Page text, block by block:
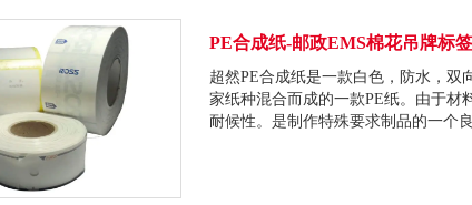
PE合成纸-邮政EMS棉花吊牌标
超然PE合成纸是一款白色，防水，双
家纸种混合而成的一款PE纸。由于材
耐候性。是制作特殊要求制品的一个良